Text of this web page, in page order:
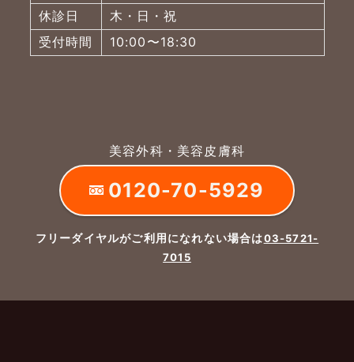
休診日
木・日・祝
受付時間
10:00〜18:30
美容外科・美容皮膚科
0120-70-5929
フリーダイヤルがご利用になれない場合は03-5721-
7015